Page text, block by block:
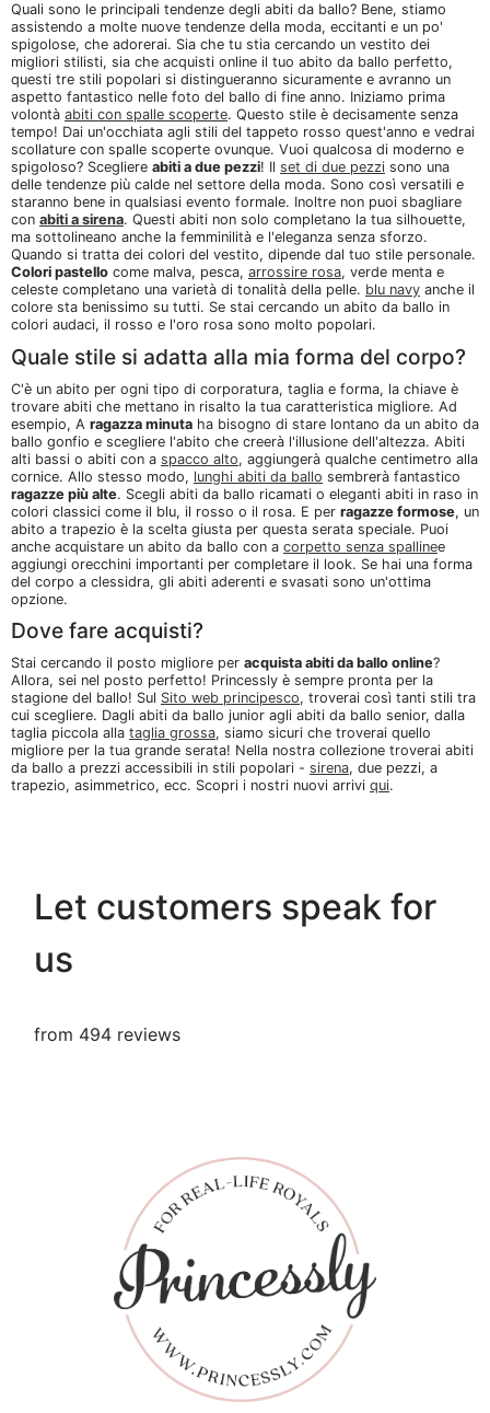
Quali sono le principali tendenze degli abiti da ballo? Bene, stiamo
assistendo a molte nuove tendenze della moda, eccitanti e un po'
spigolose, che adorerai. Sia che tu stia cercando un vestito dei
migliori stilisti, sia che acquisti online il tuo abito da ballo perfetto,
questi tre stili popolari si distingueranno sicuramente e avranno un
aspetto fantastico nelle foto del ballo di fine anno. Iniziamo prima
volontà abiti con spalle scoperte. Questo stile è decisamente senza
tempo! Dai un'occhiata agli stili del tappeto rosso quest'anno e vedrai
scollature con spalle scoperte ovunque. Vuoi qualcosa di moderno e
spigoloso? Scegliere abiti a due pezzi! Il set di due pezzi sono una
delle tendenze più calde nel settore della moda. Sono così versatili e
staranno bene in qualsiasi evento formale. Inoltre non puoi sbagliare
con abiti a sirena. Questi abiti non solo completano la tua silhouette,
ma sottolineano anche la femminilità e l'eleganza senza sforzo.
Quando si tratta dei colori del vestito, dipende dal tuo stile personale.
Colori pastello come malva, pesca, arrossire rosa, verde menta e
celeste completano una varietà di tonalità della pelle. blu navy anche il
colore sta benissimo su tutti. Se stai cercando un abito da ballo in
colori audaci, il rosso e l'oro rosa sono molto popolari.
Quale stile si adatta alla mia forma del corpo?
C'è un abito per ogni tipo di corporatura, taglia e forma, la chiave è
trovare abiti che mettano in risalto la tua caratteristica migliore. Ad
esempio, A ragazza minuta ha bisogno di stare lontano da un abito da
ballo gonfio e scegliere l'abito che creerà l'illusione dell'altezza. Abiti
alti bassi o abiti con a spacco alto, aggiungerà qualche centimetro alla
cornice. Allo stesso modo, lunghi abiti da ballo sembrerà fantastico
ragazze più alte. Scegli abiti da ballo ricamati o eleganti abiti in raso in
colori classici come il blu, il rosso o il rosa. E per ragazze formose, un
abito a trapezio è la scelta giusta per questa serata speciale. Puoi
anche acquistare un abito da ballo con a corpetto senza spallinee
aggiungi orecchini importanti per completare il look. Se hai una forma
del corpo a clessidra, gli abiti aderenti e svasati sono un'ottima
opzione.
Dove fare acquisti?
Stai cercando il posto migliore per acquista abiti da ballo online?
Allora, sei nel posto perfetto! Princessly è sempre pronta per la
stagione del ballo! Sul Sito web principesco, troverai così tanti stili tra
cui scegliere. Dagli abiti da ballo junior agli abiti da ballo senior, dalla
taglia piccola alla taglia grossa, siamo sicuri che troverai quello
migliore per la tua grande serata! Nella nostra collezione troverai abiti
da ballo a prezzi accessibili in stili popolari - sirena, due pezzi, a
trapezio, asimmetrico, ecc. Scopri i nostri nuovi arrivi qui.
Let customers speak for
us
from 494 reviews